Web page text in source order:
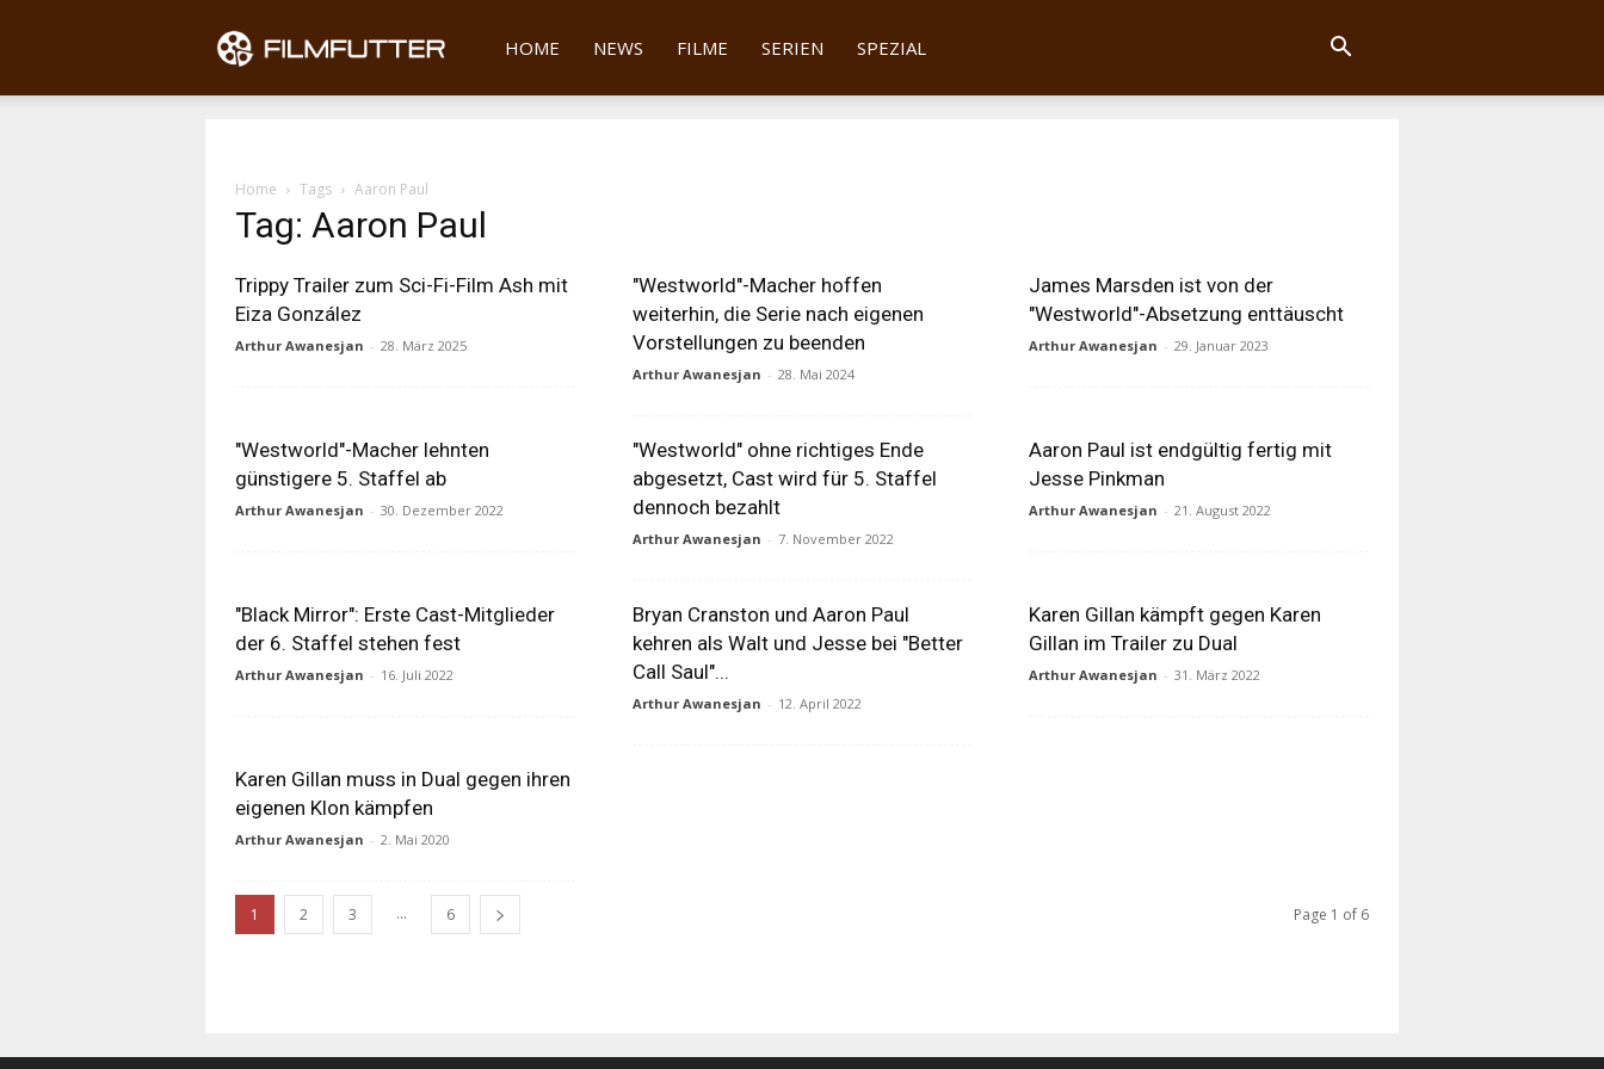
Filmfutter
HOME NEWS FILME SERIEN SPEZIAL
Home Tags Aaron Paul
Tag: Aaron Paul
Trippy Trailer zum Sci-Fi-Film Ash mit
Eiza González
Arthur Awanesjan - 28. März 2025
"Westworld"-Macher hoffen
weiterhin, die Serie nach eigenen
Vorstellungen zu beenden
Arthur Awanesjan - 28. Mai 2024
James Marsden ist von der
"Westworld"-Absetzung enttäuscht
Arthur Awanesjan - 29. Januar 2023
"Westworld"-Macher lehnten
günstigere 5. Staffel ab
Arthur Awanesjan - 30. Dezember 2022
"Westworld" ohne richtiges Ende
abgesetzt, Cast wird für 5. Staffel
dennoch bezahlt
Arthur Awanesjan - 7. November 2022
Aaron Paul ist endgültig fertig mit
Jesse Pinkman
Arthur Awanesjan - 21. August 2022
"Black Mirror": Erste Cast-Mitglieder
der 6. Staffel stehen fest
Arthur Awanesjan - 16. Juli 2022
Bryan Cranston und Aaron Paul
kehren als Walt und Jesse bei "Better
Call Saul"...
Arthur Awanesjan - 12. April 2022
Karen Gillan kämpft gegen Karen
Gillan im Trailer zu Dual
Arthur Awanesjan - 31. März 2022
Karen Gillan muss in Dual gegen ihren
eigenen Klon kämpfen
Arthur Awanesjan - 2. Mai 2020
1 2 3 ... 6 Page 1 of 6